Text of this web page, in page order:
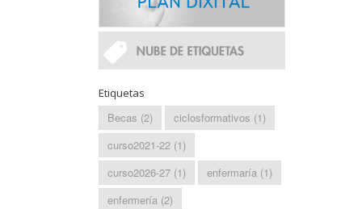
Etiquetas
Becas (2) ciclosformativos (1)
curso2021-22 (1)
curso2026-27 (1) enfermaría (1)
enfermería (2)